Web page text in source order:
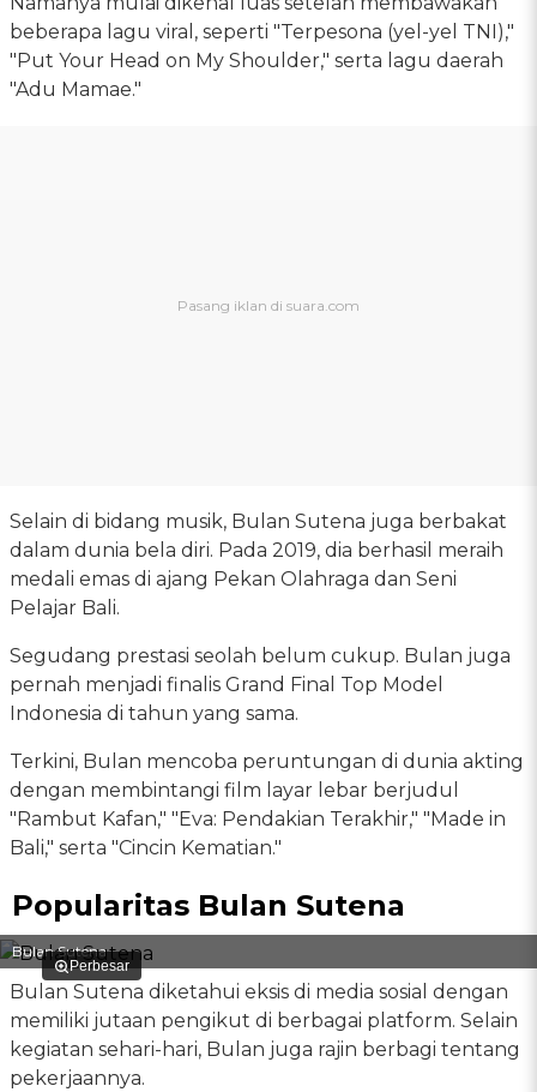
beberapa lagu viral, seperti "Terpesona (yel-yel TNI),"
"Put Your Head on My Shoulder," serta lagu daerah
"Adu Mamae."
Selain di bidang musik, Bulan Sutena juga berbakat
dalam dunia bela diri. Pada 2019, dia berhasil meraih
medali emas di ajang Pekan Olahraga dan Seni
Pelajar Bali.
Segudang prestasi seolah belum cukup. Bulan juga
pernah menjadi finalis Grand Final Top Model
Indonesia di tahun yang sama.
Terkini, Bulan mencoba peruntungan di dunia akting
dengan membintangi film layar lebar berjudul
"Rambut Kafan," "Eva: Pendakian Terakhir," "Made in
Bali," serta "Cincin Kematian."
Popularitas Bulan Sutena
Perbesar
Bulan Sutena
Bulan Sutena diketahui eksis di media sosial dengan
memiliki jutaan pengikut di berbagai platform. Selain
kegiatan sehari-hari, Bulan juga rajin berbagi tentang
pekerjaannya.